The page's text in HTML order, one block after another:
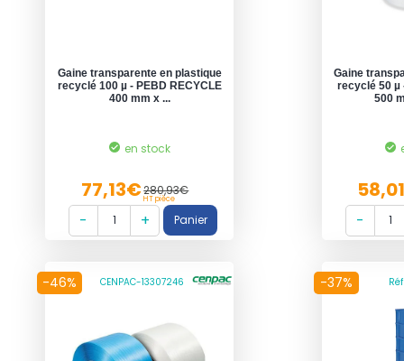
Gaine transparente en plastique
recyclé 100 µ - PEBD RECYCLE
400 mm x ...
en stock
77,13€280,93€
HT pièce
Gaine
recyclé 50 µ
500
-46% CENPAC-13307246 -37%